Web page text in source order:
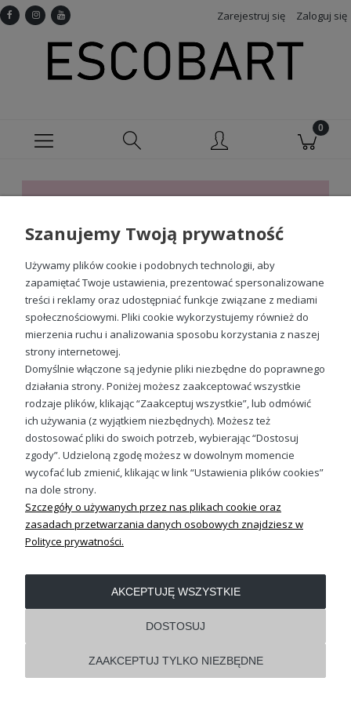
Zarejestruj się Zaloguj się
Ten produkt jest niedostępny.
OBSŁUGA KLIENTA
REGULAMINY
Sprawdź nasze social media
Pokaż pełną wersję strony
Szanujemy Twoją prywatność
Używamy plików cookie i podobnych technologii, aby
zapamiętać Twoje ustawienia, prezentować spersonalizowane
treści i reklamy oraz udostępniać funkcje związane z mediami
społecznościowymi. Pliki cookie wykorzystujemy również do
mierzenia ruchu i analizowania sposobu korzystania z naszej
strony internetowej.
Domyślnie włączone są jedynie pliki niezbędne do poprawnego
działania strony. Poniżej możesz zaakceptować wszystkie
rodzaje plików, klikając “Zaakceptuj wszystkie”, lub odmówić
ich używania (z wyjątkiem niezbędnych). Możesz też
dostosować pliki do swoich potrzeb, wybierając “Dostosuj
zgody”. Udzieloną zgodę możesz w dowolnym momencie
wycofać lub zmienić, klikając w link “Ustawienia plików cookies”
na dole strony.
Szczegóły o używanych przez nas plikach cookie oraz
zasadach przetwarzania danych osobowych znajdziesz w
Polityce prywatności.
ZAAKCEPTUJ TYLKO NIEZBĘDNE
DOSTOSUJ
AKCEPTUJĘ WSZYSTKIE